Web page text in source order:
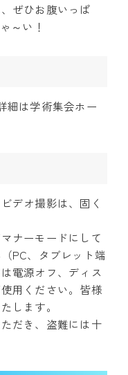
ぜひお腹いっぱ
～い！
細は学術集会ホー
デオ撮影は、固く
ナーモードにして
PC、タブレット端
電源オフ、ディス
用ください。皆様
します。
だき、盗難には十